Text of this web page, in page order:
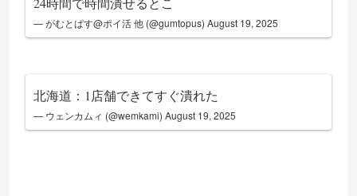
— がむとぱす@ポイ活 他 (@gumtopus)August 19, 2025
北海道：1店舗できてすぐ潰れた
— ウェンカムィ (@wemkami)August 19, 2025